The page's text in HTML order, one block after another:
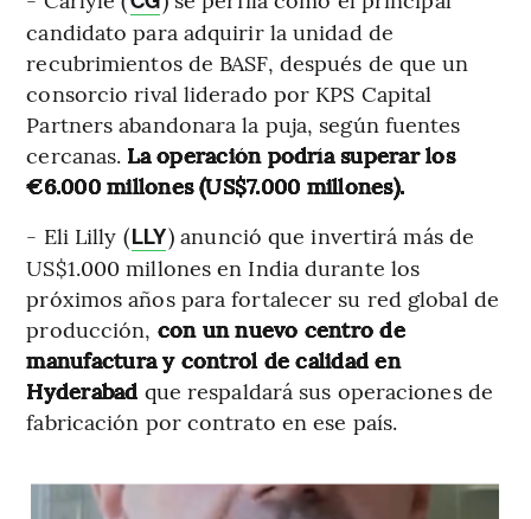
candidato para adquirir la unidad de
recubrimientos de BASF, después de que un
consorcio rival liderado por KPS Capital
Partners abandonara la puja, según fuentes
cercanas. La operación podría superar los
€6.000 millones (US$7.000 millones).
- Eli Lilly (LLY) anunció que invertirá más de
US$1.000 millones en India durante los
próximos años para fortalecer su red global de
producción, con un nuevo centro de
manufactura y control de calidad en
Hyderabad que respaldará sus operaciones de
fabricación por contrato en ese país.